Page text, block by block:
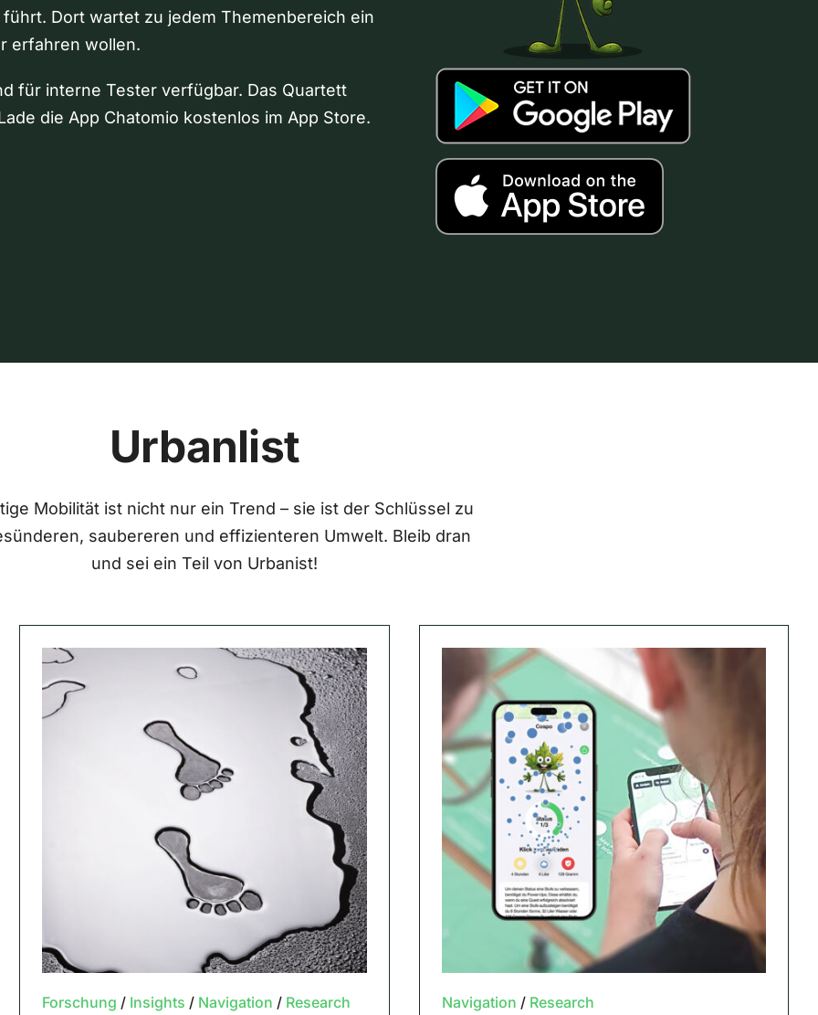
Dort wartet zu jedem Themenbereich ein
erfahren wollen.
für interne Tester verfügbar. Das Quartett
die App Chatomio kostenlos im App Store.
Urbanlist
Mobilität ist nicht nur ein Trend – sie ist der Schlüssel zu
saubereren und effizienteren Umwelt. Bleib dran
und sei ein Teil von Urbanist!
Forschung / Insights / Navigation / Research Navigation / Research